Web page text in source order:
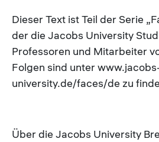
Dieser Text ist Teil der Serie
der die Jacobs University
Professoren und Mitarbeiter
Folgen sind unter
university.de/faces/de zu
Über die Jacobs University